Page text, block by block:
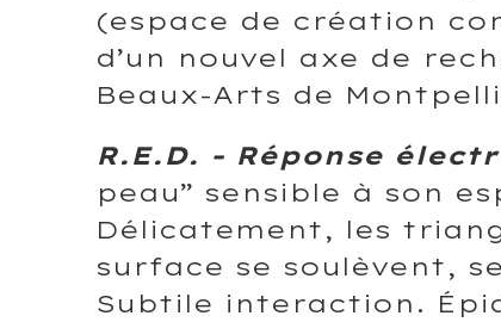
(espace de création
d’un nouvel axe de
Beaux-Arts de
R.E.D. - Réponse
peau” sensible à son
Délicatement, les
surface se soulèvent,
Subtile interaction.